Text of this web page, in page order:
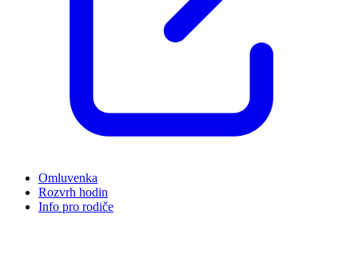
Omluvenka
Rozvrh hodin
Info pro rodiče